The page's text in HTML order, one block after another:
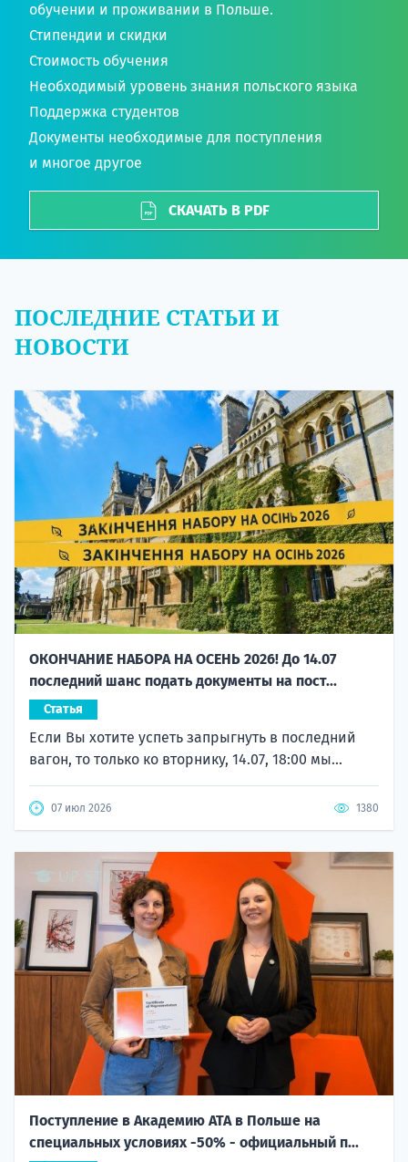
обучении и проживании в Польше.
Стипендии и скидки
Стоимость обучения
Необходимый уровень знания польского языка
Поддержка студентов
Документы необходимые для поступления
и многое другое
СКАЧАТЬ В PDF
ПОСЛЕДНИЕ СТАТЬИ И
НОВОСТИ
ОКОНЧАНИЕ НАБОРА НА ОСЕНЬ 2026! До 14.07
последний шанс подать документы на пост...
Статья
Если Вы хотите успеть запрыгнуть в последний
вагон, то только ко вторнику, 14.07, 18:00 мы...
07 июл 2026 1380
Поступление в Академию ATA в Польше на
специальных условиях -50% - официальный п...